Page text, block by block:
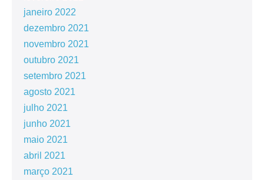
janeiro 2022
dezembro 2021
novembro 2021
outubro 2021
setembro 2021
agosto 2021
julho 2021
junho 2021
maio 2021
abril 2021
março 2021